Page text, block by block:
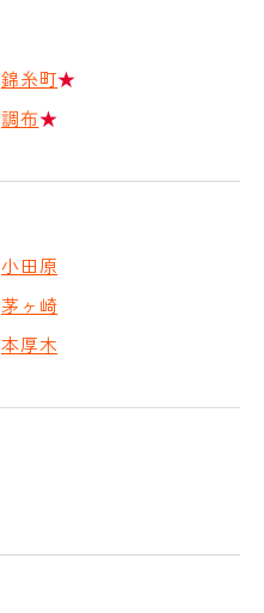
錦糸町★
調布★
小田原
茅ヶ崎
本厚木